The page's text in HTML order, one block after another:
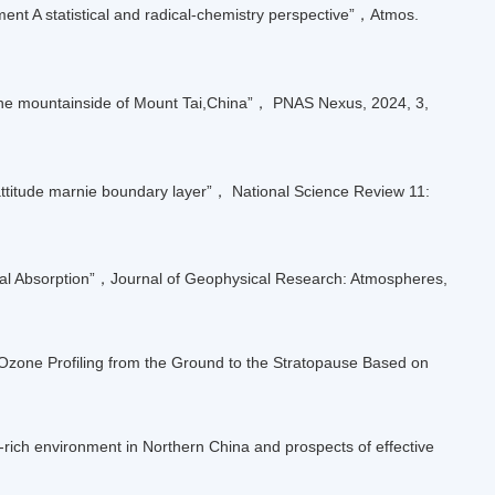
A statistical and radical-chemistry perspective”，Atmos.
mountainside of Mount Tai,China”， PNAS Nexus, 2024, 3,
marnie boundary layer”， National Science Review 11:
Absorption”，Journal of Geophysical Research: Atmospheres,
Profiling from the Ground to the Stratopause Based on
environment in Northern China and prospects of effective